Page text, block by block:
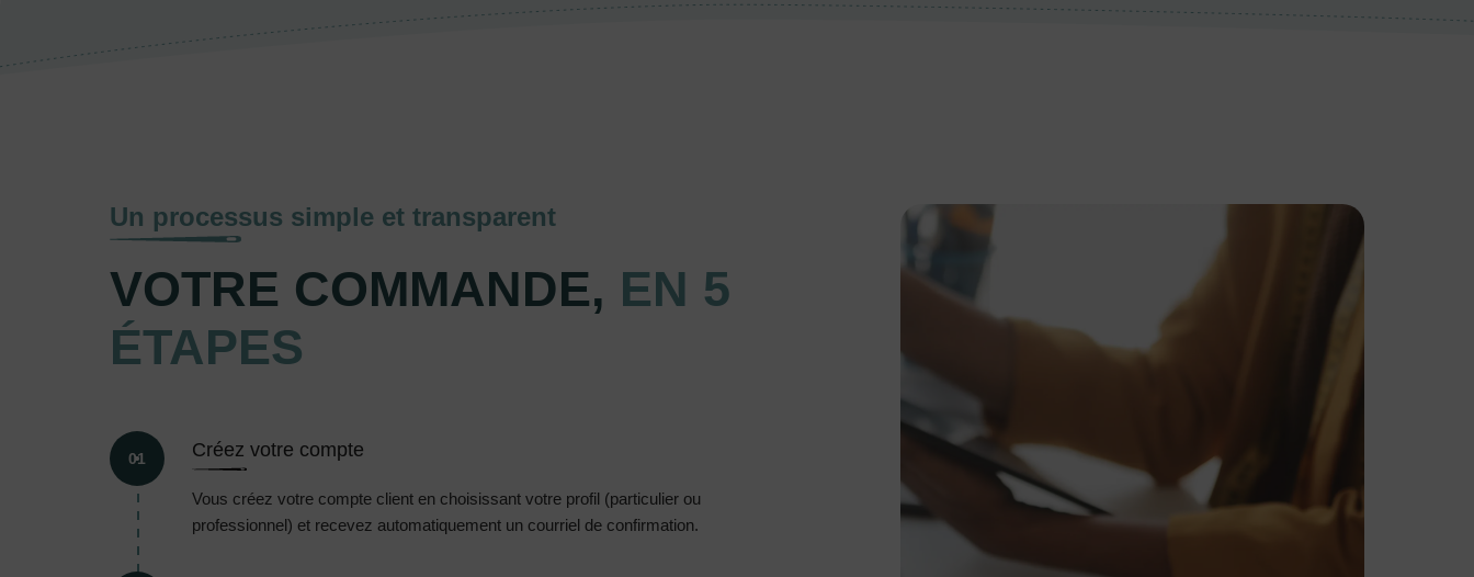
Un processus simple et transparent
VOTRE COMMANDE, EN 5
ÉTAPES
01 Créez votre compte
Vous créez votre compte client en choisissant votre profil (particulier ou
professionnel) et recevez automatiquement un courriel de confirmation.